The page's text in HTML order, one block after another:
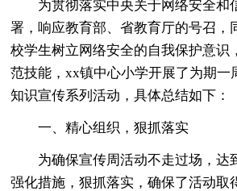
为贯彻落实中央关于网络安全和
署，响应教育部、省教育厅的号召，
校学生树立网络安全的自我保护意识
范技能，xx镇中心小学开展了为期一
知识宣传系列活动，具体总结如下：
一、精心组织，狠抓落实
为确保宣传周活动不走过场，达
强化措施，狠抓落实，确保了活动取